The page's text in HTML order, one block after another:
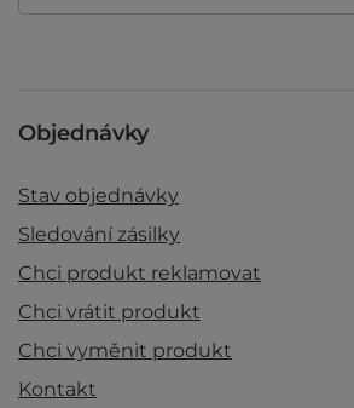
Objednávky
Stav objednávky
Sledování zásilky
Chci produkt reklamovat
Chci vrátit produkt
Chci vyměnit produkt
Kontakt